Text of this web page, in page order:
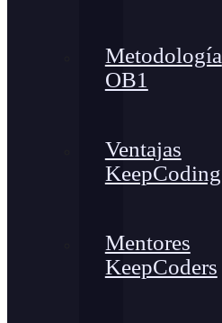
Metodología
OB1
Ventajas
KeepCoding
Mentores
KeepCoders